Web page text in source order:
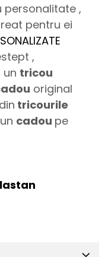
personalitate ,
pentru ei
,
tricou
original
tricourile
cadou pe